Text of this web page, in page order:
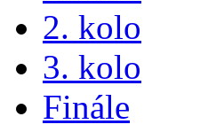
2. kolo
3. kolo
Finále